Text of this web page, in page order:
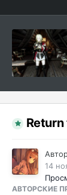
14
АВТОРСКИЕ